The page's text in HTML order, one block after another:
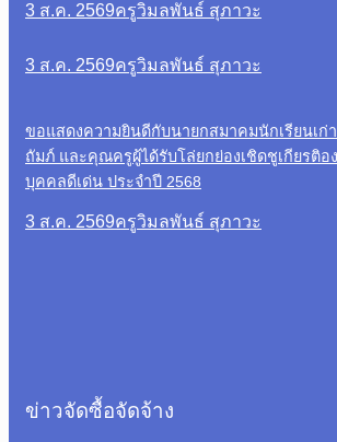
3 ส.ค. 2569ครูวิมลพันธ์ สุภาวะ
3 ส.ค. 2569ครูวิมลพันธ์ สุภาวะ
ขอแสดงความยินดีกับนายกสมาคมนักเรียนเก่
ถัมภ์ และคุณครูผู้ได้รับโล่ยกย่องเชิดชูเกียรติอ
บุคคลดีเด่น ประจำปี 2568
3 ส.ค. 2569ครูวิมลพันธ์ สุภาวะ
ข่าวจัดซื้อจัดจ้าง